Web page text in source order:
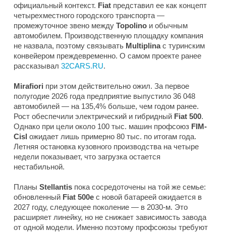
официальный контекст. Fiat представил ее как концепт
четырехместного городского транспорта —
промежуточное звено между Topolino и обычным
автомобилем. Производственную площадку компания
не назвала, поэтому связывать Multiplinaс туринским
конвейером преждевременно. О самом проекте ранее
рассказывал 32CARS.RU.
Mirafiori при этом действительно ожил. За первое
полугодие 2026 года предприятие выпустило 36 048
автомобилей — на 135,4% больше, чем годом ранее.
Рост обеспечили электрический и гибридный Fiat 500.
Однако при цели около 100 тыс. машин профсоюз FIM-
Cisl ожидает лишь примерно 80 тыс. по итогам года.
Летняя остановка кузовного производства на четыре
недели показывает, что загрузка остается
нестабильной.
Планы Stellantis пока сосредоточены на той же семье:
обновленный Fiat 500e с новой батареей ожидается в
2027 году, следующее поколение — в 2030-м. Это
расширяет линейку, но не снижает зависимость завода
от одной модели. Именно поэтому профсоюзы требуют